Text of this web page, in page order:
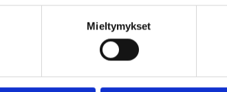
Mieltymykset